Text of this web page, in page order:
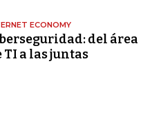
ECONOMY
del área
TI a las juntas